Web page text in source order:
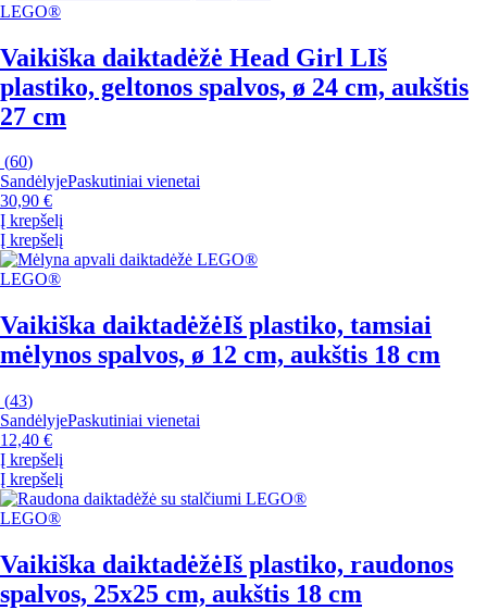
LEGO®
Vaikiška daiktadėžė Head Girl LIš
plastiko, geltonos spalvos, ø 24 cm, aukštis
27 cm
(60)
SandėlyjePaskutiniai vienetai
30,90 €
Į krepšelį
Į krepšelį
LEGO®
Vaikiška daiktadėžėIš plastiko, tamsiai
mėlynos spalvos, ø 12 cm, aukštis 18 cm
(43)
SandėlyjePaskutiniai vienetai
12,40 €
Į krepšelį
Į krepšelį
LEGO®
Vaikiška daiktadėžėIš plastiko, raudonos
spalvos, 25x25 cm, aukštis 18 cm